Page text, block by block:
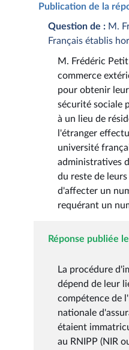
Publication de la
Question de : M.
Français établis
M. Frédéric
commerce
pour obtenir
sécurité sociale
à un lieu de
l'étranger
université
administratives
du reste de
d'affecter un
requérant un
Réponse publiée
La procédure
dépend de leur
compétence de
nationale
étaient
au RNIPP (NIR